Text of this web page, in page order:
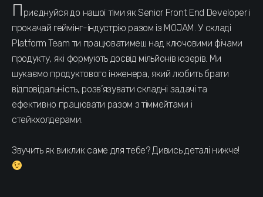
П риєднуйся до нашої тіми як Senior Front End Developer і
прокачай геймінг-індустрію разом із MOJAM. У складі
Platform Team ти працюватимеш над ключовими фічами
продукту, які формують досвід мільйонів юзерів. Ми
шукаємо продуктового інженера, який любить брати
відповідальність, розв’язувати складні задачі та
ефективно працювати разом з тіммейтами і
стейкхолдерами.
Звучить як виклик саме для тебе? Дивись деталі нижче!